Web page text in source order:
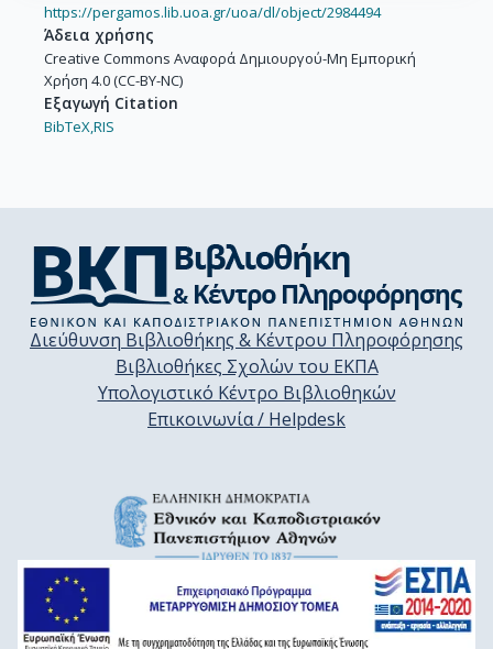
https://pergamos.lib.uoa.gr/uoa/dl/object/2984494
Άδεια χρήσης
Creative Commons Αναφορά Δημιουργού-Μη Εμπορική
Χρήση 4.0 (CC-BY-NC)
Εξαγωγή Citation
BibTeX,RIS
Διεύθυνση Βιβλιοθήκης & Κέντρου Πληροφόρησης
Βιβλιοθήκες Σχολών του ΕΚΠΑ
Υπολογιστικό Κέντρο Βιβλιοθηκών
Επικοινωνία / Helpdesk